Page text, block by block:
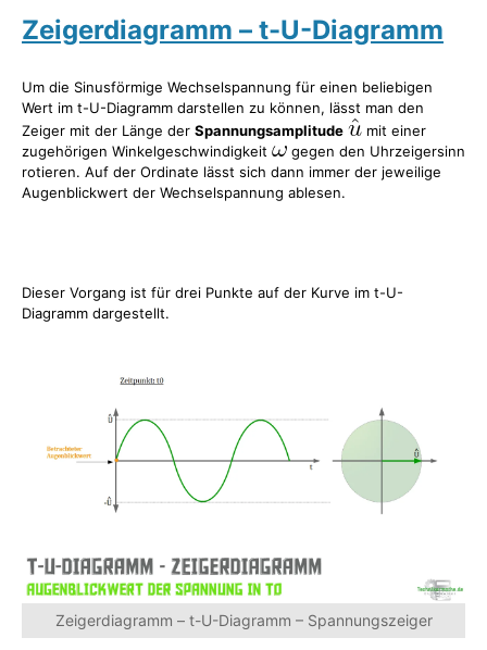
Zeigerdiagramm – t-U-Diagramm
Um die Sinusförmige Wechselspannung für einen beliebigen
Wert im t-U-Diagramm darstellen zu können, lässt man den
Zeiger mit der Länge der Spannungsamplitude
mit einer
zugehörigen Winkelgeschwindigkeit
gegen den Uhrzeigersinn
rotieren. Auf der Ordinate lässt sich dann immer der jeweilige
Augenblickwert der Wechselspannung ablesen.
Dieser Vorgang ist für drei Punkte auf der Kurve im t-U-
Diagramm dargestellt.
Zeigerdiagramm – t-U-Diagramm – Spannungszeiger